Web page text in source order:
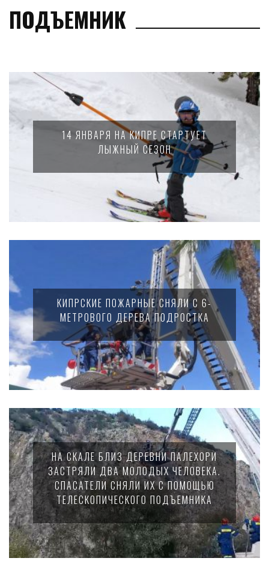
ПОДЪЕМНИК
14 ЯНВАРЯ НА КИПРЕ СТАРТУЕТ
ЛЫЖНЫЙ СЕЗОН
КИПРСКИЕ ПОЖАРНЫЕ СНЯЛИ С 6-
МЕТРОВОГО ДЕРЕВА ПОДРОСТКА
НА СКАЛЕ БЛИЗ ДЕРЕВНИ ПАЛЕХОРИ
ЗАСТРЯЛИ ДВА МОЛОДЫХ ЧЕЛОВЕКА.
СПАСАТЕЛИ СНЯЛИ ИХ С ПОМОЩЬЮ
ТЕЛЕСКОПИЧЕСКОГО ПОДЪЕМНИКА